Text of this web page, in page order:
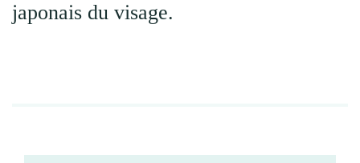
japonais du visage.